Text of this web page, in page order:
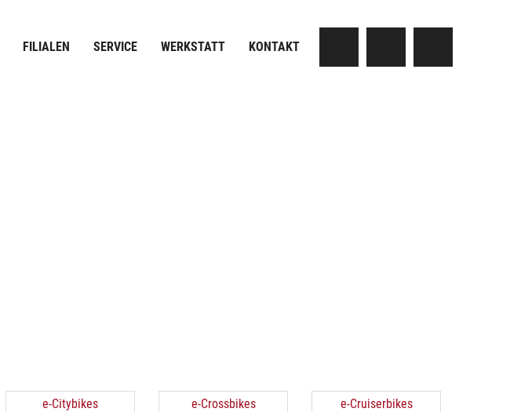
FILIALEN SERVICE WERKSTATT KONTAKT
e-Citybikes e-Crossbikes e-Cruiserbikes